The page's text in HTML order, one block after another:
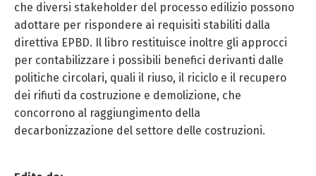
che diversi stakeholder del processo edilizio possono
adottare per rispondere ai requisiti stabiliti dalla
direttiva EPBD. Il libro restituisce inoltre gli approcci
per contabilizzare i possibili benefici derivanti dalle
politiche circolari, quali il riuso, il riciclo e il recupero
dei rifiuti da costruzione e demolizione, che
concorrono al raggiungimento della
decarbonizzazione del settore delle costruzioni.